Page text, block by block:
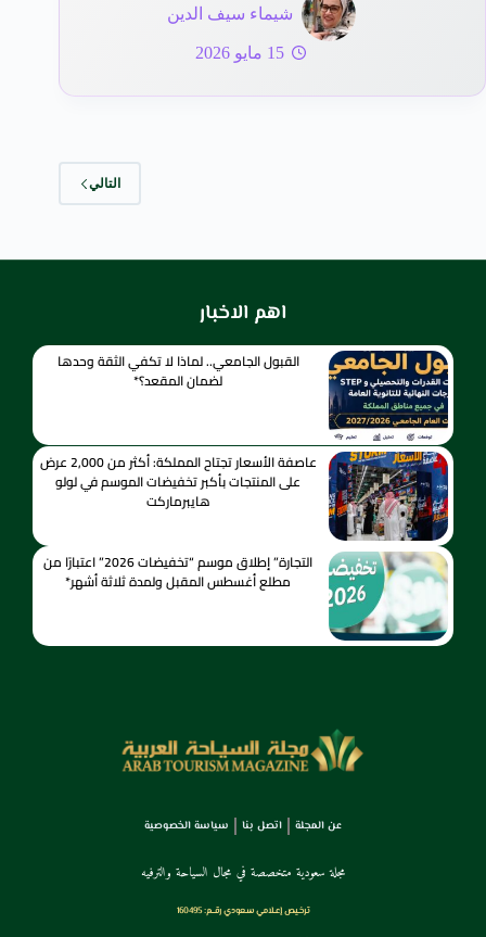
شيماء سيف الدين
15 مايو 2026
التالي
اهم الاخبار
القبول الجامعي.. لماذا لا تكفي الثقة وحدها
لضمان المقعد؟*
عاصفة الأسعار تجتاح المملكة: أكثر من 2,000 عرض
على المنتجات بأكبر تخفيضات الموسم في لولو
هايبرماركت
التجارة” إطلاق موسم “تخفيضات 2026” اعتبارًا من
مطلع أغسطس المقبل ولمدة ثلاثة أشهر*
عن المجلة اتصل بنا سياسة الخصوصية
مجلة سعودية متخصصة في مجال السياحة والترفيه
ترخـيص إعـلامي سـعودي رقــم: 160495